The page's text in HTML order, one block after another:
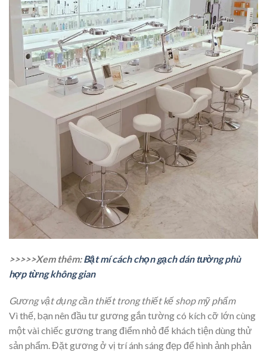
>>>>>Xem thêm:Bật mí cách chọn gạch dán tường phù
hợp từng không gian
Gương vật dụng cần thiết trong thiết kế shop mỹ phẩm
Vì thế, bạn nên đầu tư gương gắn tường có kích cỡ lớn cùng
một vài chiếc gương trang điểm nhỏ để khách tiện dùng thử
sản phẩm. Đặt gương ở vị trí ánh sáng đẹp để hình ảnh phản